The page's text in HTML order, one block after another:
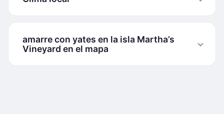
amarre con yates en la isla Martha’s
Vineyard en el mapa